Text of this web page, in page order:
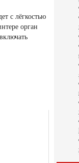
с лёгкостью
орган